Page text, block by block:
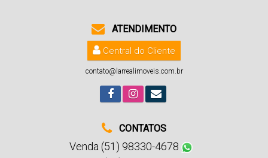
ATENDIMENTO
Central do Cliente
contato@larrealimoveis.com.br
CONTATOS
Venda (51) 98330-4678